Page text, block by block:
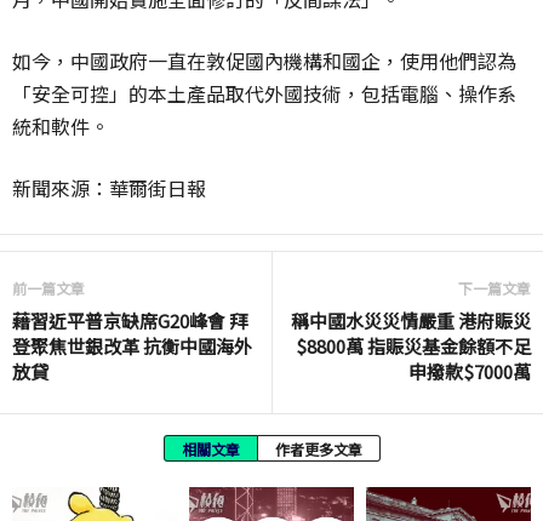
如今，中國政府一直在敦促國內機構和國企，使用他們認為
「安全可控」的本土產品取代外國技術，包括電腦、操作系
統和軟件。
新聞來源：華爾街日報
前一篇文章
藉習近平普京缺席G20峰會 拜
登聚焦世銀改革 抗衡中國海外
放貸
下一篇文章
稱中國水災災情嚴重 港府賑災
$8800萬 指賑災基金餘額不足
申撥款$7000萬
相關文章 作者更多文章